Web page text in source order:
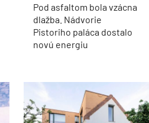
Pod asfaltom bola vzácna
dlažba. Nádvorie
Pistoriho paláca dostalo
novú energiu